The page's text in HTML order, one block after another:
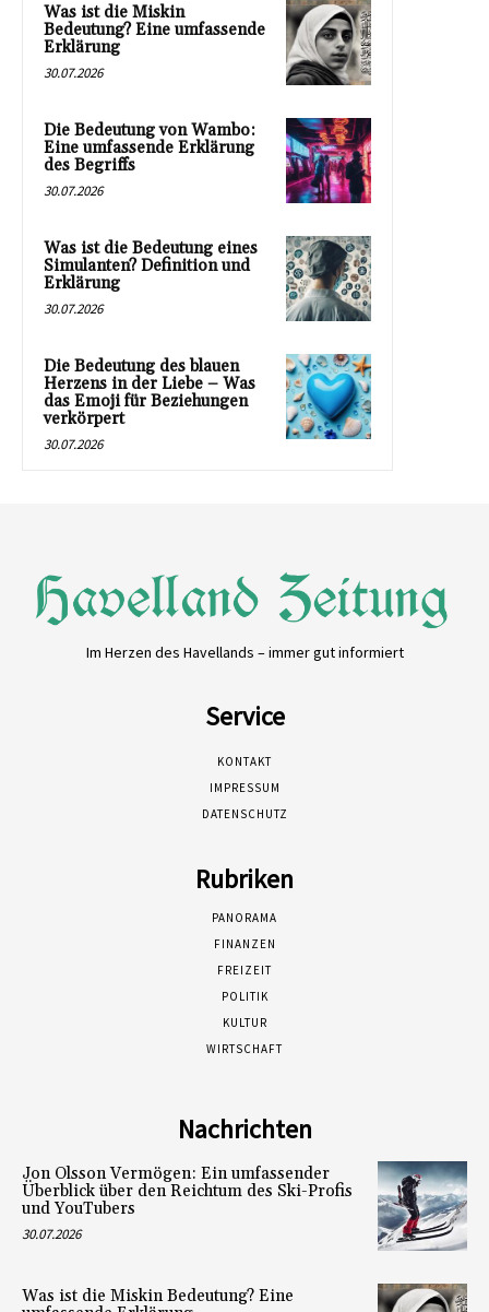
Was ist die Miskin
Bedeutung? Eine umfassende
Erklärung
30.07.2026
Die Bedeutung von Wambo:
Eine umfassende Erklärung
des Begriffs
30.07.2026
Was ist die Bedeutung eines
Simulanten? Definition und
Erklärung
30.07.2026
Die Bedeutung des blauen
Herzens in der Liebe – Was
das Emoji für Beziehungen
verkörpert
30.07.2026
Im Herzen des Havellands – immer gut informiert
Service
KONTAKT
IMPRESSUM
DATENSCHUTZ
Rubriken
PANORAMA
FINANZEN
FREIZEIT
POLITIK
KULTUR
WIRTSCHAFT
Nachrichten
Jon Olsson Vermögen: Ein umfassender
Überblick über den Reichtum des Ski-Profis
und YouTubers
30.07.2026
Was ist die Miskin Bedeutung? Eine